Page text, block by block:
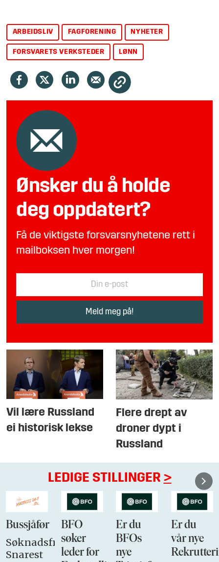
ARBEIDSLIV FAGFORENING NYHETER
FORSVARETS VERKSTEDER LØNN
Ønsker du å holde
deg oppdatert?
Få de viktigste forsvarsnyhetene rett i
mailboksen hver morgen!
Vil lære Russland
ei historisk lekse
Flere drept av
droner dypt i
Russland
LEDIGE STILLINGER >
Bussjåfør
Søknadsfrist:
Snarest
BFO
søker
leder for
Er du
BFOs
nye
Er du
vår nye